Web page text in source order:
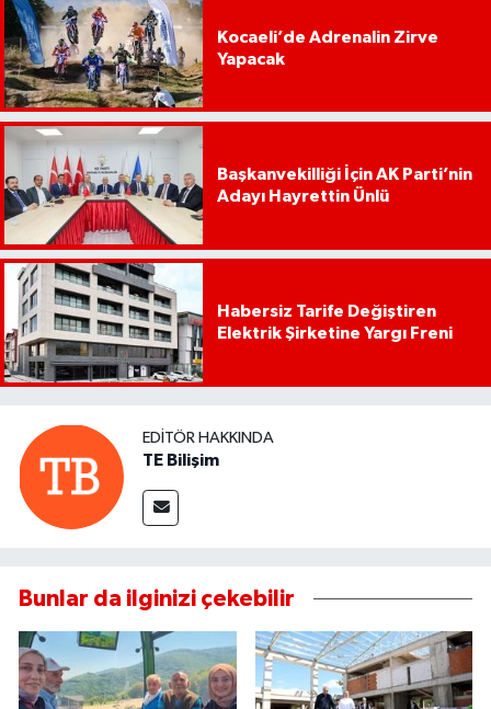
Kocaeli’de Adrenalin Zirve
Yapacak
Başkanvekilliği İçin AK Parti’nin
Adayı Hayrettin Ünlü
Habersiz Tarife Değiştiren
Elektrik Şirketine Yargı Freni
EDITÖR HAKKINDA
TE Bilişim
Bunlar da ilginizi çekebilir